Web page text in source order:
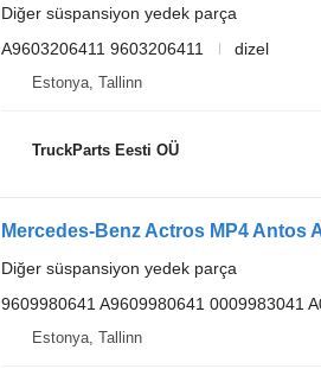
Diğer süspansiyon yedek parça
A9603206411 9603206411
dizel
Estonya, Tallinn
TruckParts Eesti OÜ
Diğer süspansiyon yedek parça
9609980641 A9609980641 0009983041
Estonya, Tallinn